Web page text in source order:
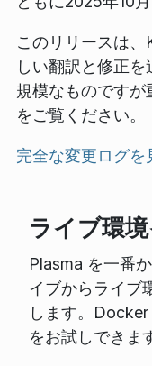
このリリースは
しい翻訳と修正
規模なものです
をご覧ください。
完全な変更ログを
ライブ環
Plasma を一番
イブからライブ
します。
をお試しできま